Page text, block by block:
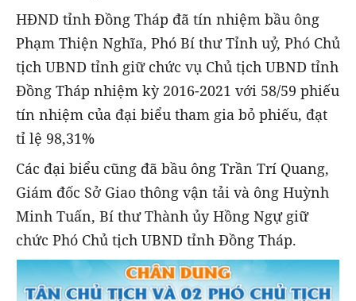
HĐND tỉnh Đồng Tháp đã tín nhiệm bầu ông
Phạm Thiện Nghĩa, Phó Bí thư Tỉnh uỷ, Phó Chủ
tịch UBND tỉnh giữ chức vụ Chủ tịch UBND tỉnh
Đồng Tháp nhiệm kỳ 2016-2021 với 58/59 phiếu
tín nhiệm của đại biểu tham gia bỏ phiếu, đạt
tỉ lệ 98,31%
Các đại biểu cũng đã bầu ông Trần Trí Quang,
Giám đốc Sở Giao thông vận tải và ông Huỳnh
Minh Tuấn, Bí thư Thành ủy Hồng Ngự giữ
chức Phó Chủ tịch UBND tỉnh Đồng Tháp.